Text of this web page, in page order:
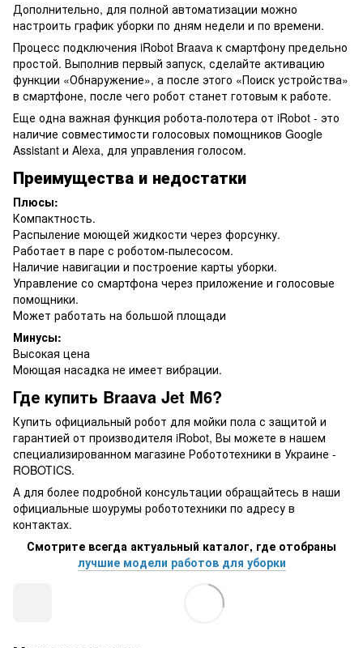
Дополнительно, для полной автоматизации можно
настроить график уборки по дням недели и по времени.
Процесс подключения iRobot Braava к смартфону предельно
простой. Выполнив первый запуск, сделайте активацию
функции «Обнаружение», а после этого «Поиск устройства»
в смартфоне, после чего робот станет готовым к работе.
Еще одна важная функция робота-полотера от iRobot - это
наличие совместимости голосовых помощников Google
Assistant и Alexa, для управления голосом.
Преимущества и недостатки
Плюсы:
Компактность.
Распыление моющей жидкости через форсунку.
Работает в паре с роботом-пылесосом.
Наличие навигации и построение карты уборки.
Управление со смартфона через приложение и голосовые
помощники.
Может работать на большой площади
Минусы:
Высокая цена
Моющая насадка не имеет вибрации.
Где купить Braava Jet M6?
Купить официальный робот для мойки пола с защитой и
гарантией от производителя iRobot, Вы можете в нашем
специализированном магазине Робототехники в Украине -
ROBOTICS.
А для более подробной консультации обращайтесь в наши
официальные шоурумы робототехники по адресу в
контактах.
Смотрите всегда актуальный каталог, где отобраны
лучшие модели работов для уборки